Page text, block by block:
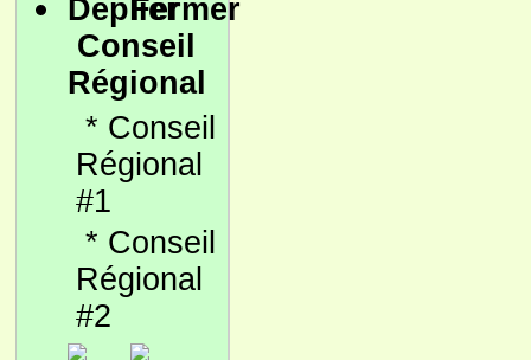
Conseil
Régional
* Conseil
Régional
#1
* Conseil
Régional
#2